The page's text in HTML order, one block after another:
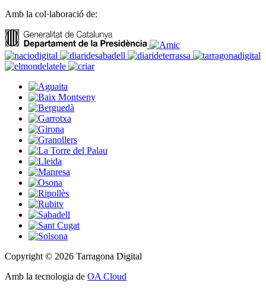
Amb la col·laboració de:
Copyright © 2026 Tarragona Digital
Amb la tecnologia de OA Cloud